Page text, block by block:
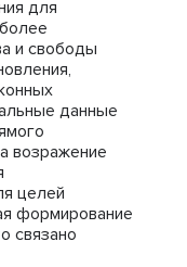
для
и свободы
данные
возражение
целей
формирование
связано